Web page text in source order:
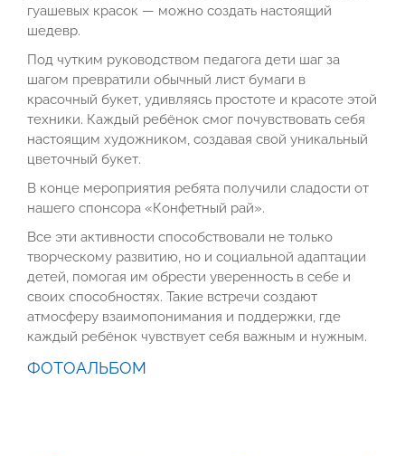
гуашевых красок — можно создать настоящий
шедевр.
Под чутким руководством педагога дети шаг за
шагом превратили обычный лист бумаги в
красочный букет, удивляясь простоте и красоте этой
техники. Каждый ребёнок смог почувствовать себя
настоящим художником, создавая свой уникальный
цветочный букет.
В конце мероприятия ребята получили сладости от
нашего спонсора «Конфетный рай».
Все эти активности способствовали не только
творческому развитию, но и социальной адаптации
детей, помогая им обрести уверенность в себе и
своих способностях. Такие встречи создают
атмосферу взаимопонимания и поддержки, где
каждый ребёнок чувствует себя важным и нужным.
ФОТОАЛЬБОМ